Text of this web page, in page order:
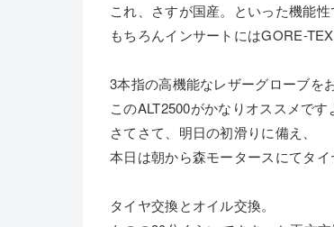
これ、さすが国産。といった機能性
もちろんインサートにはGORE-TEX
3本指の高機能なレザーグローブを
このALT2500がかなりオススメです
さてさて、明日の初滑りに備え、
本日は朝から森モータースにてタイ
タイヤ交換とオイル交換。